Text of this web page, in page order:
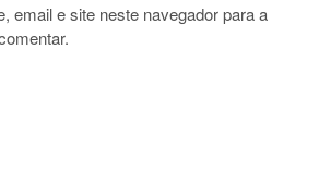
email e site neste navegador para a